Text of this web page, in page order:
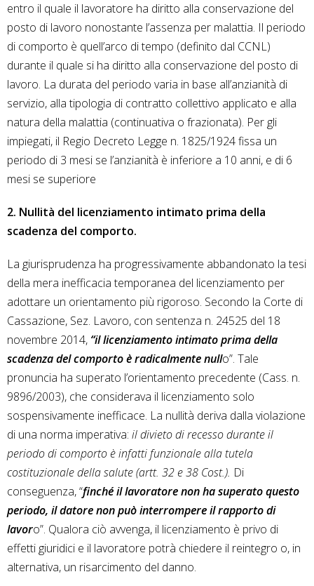
entro il quale il lavoratore ha diritto alla conservazione del
posto di lavoro nonostante l’assenza per malattia. Il periodo
di comporto è quell’arco di tempo (definito dal CCNL)
durante il quale si ha diritto alla conservazione del posto di
lavoro. La durata del periodo varia in base all’anzianità di
servizio, alla tipologia di contratto collettivo applicato e alla
natura della malattia (continuativa o frazionata). Per gli
impiegati, il Regio Decreto Legge n. 1825/1924 fissa un
periodo di 3 mesi se l’anzianità è inferiore a 10 anni, e di 6
mesi se superiore
2. Nullità del licenziamento intimato prima della
scadenza del comporto.
La giurisprudenza ha progressivamente abbandonato la tesi
della mera inefficacia temporanea del licenziamento per
adottare un orientamento più rigoroso. Secondo la Corte di
Cassazione, Sez. Lavoro, con sentenza n. 24525 del 18
novembre 2014, “il licenziamento intimato prima della
scadenza del comporto è radicalmente nullo”. Tale
pronuncia ha superato l’orientamento precedente (Cass. n.
9896/2003), che considerava il licenziamento solo
sospensivamente inefficace. La nullità deriva dalla violazione
di una norma imperativa: il divieto di recesso durante il
periodo di comporto è infatti funzionale alla tutela
costituzionale della salute (artt. 32 e 38 Cost.). Di
conseguenza, “finché il lavoratore non ha superato questo
periodo, il datore non può interrompere il rapporto di
lavoro”. Qualora ciò avvenga, il licenziamento è privo di
effetti giuridici e il lavoratore potrà chiedere il reintegro o, in
alternativa, un risarcimento del danno.